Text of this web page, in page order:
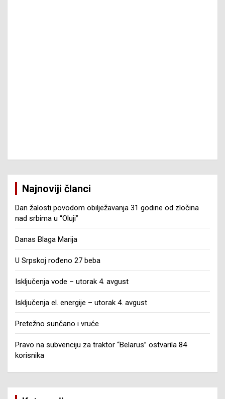
Najnoviji članci
Dan žalosti povodom obilježavanja 31 godine od zločina
nad srbima u “Oluji”
Danas Blaga Marija
U Srpskoj rođeno 27 beba
Isključenja vode – utorak 4. avgust
Isključenja el. energije – utorak 4. avgust
Pretežno sunčano i vruće
Pravo na subvenciju za traktor “Belarus” ostvarila 84
korisnika